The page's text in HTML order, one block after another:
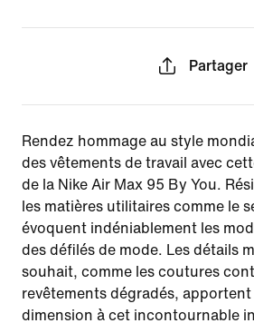
Partager
Rendez hommage au style
des vêtements de travail avec
de la Nike Air Max 95 By You.
les matières utilitaires comme le
évoquent indéniablement les
des défilés de mode. Les détails
souhait, comme les coutures
revêtements dégradés,
dimension à cet incontournable